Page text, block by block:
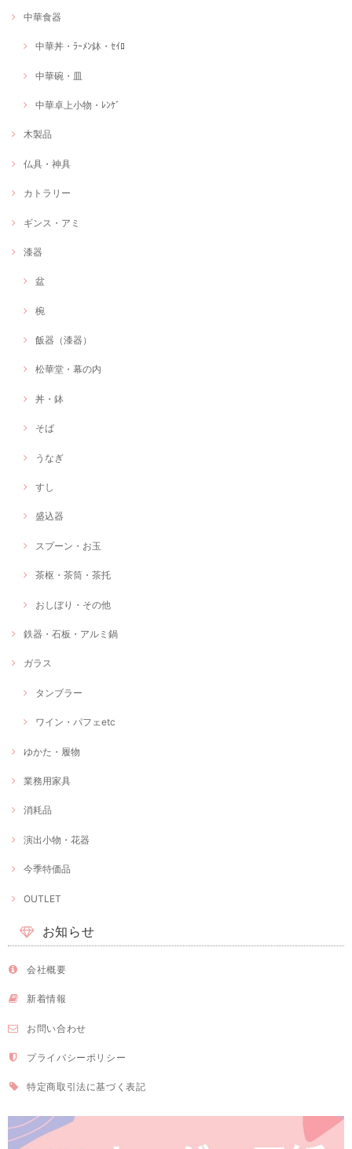
中華食器
中華丼・ﾗｰﾒﾝ鉢・ｾｲﾛ
中華碗・皿
中華卓上小物・ﾚﾝｹﾞ
木製品
仏具・神具
カトラリー
ギンス・アミ
漆器
盆
椀
飯器（漆器）
松華堂・幕の内
丼・鉢
そば
うなぎ
すし
盛込器
スプーン・お玉
茶枢・茶筒・茶托
おしぼり・その他
鉄器・石板・アルミ鍋
ガラス
タンブラー
ワイン・パフェetc
ゆかた・履物
業務用家具
消耗品
演出小物・花器
今季特価品
OUTLET
お知らせ
会社概要
新着情報
お問い合わせ
プライバシーポリシー
特定商取引法に基づく表記